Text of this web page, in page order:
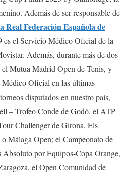
Además de ser responsable de
Real Federación Española de
es el Servicio Médico Oficial de la
Además, durante más de dos
el Mutua Madrid Open de Tenis, y
Oficial en las últimas
disputados en nuestro país,
– Trofeo Conde de Godó, el ATP
Challenger de Girona, Els
Málaga Open; el Campeonato de
por Equipos-Copa Orange,
el Open Comunidad de